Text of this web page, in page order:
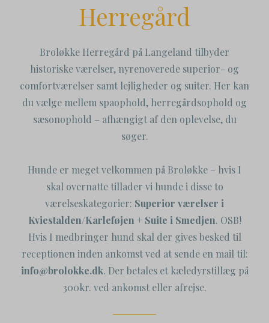
Herregård
Broløkke Herregård på Langeland tilbyder
historiske værelser, nyrenoverede superior- og
comfortværelser samt lejligheder og suiter. Her kan
du vælge mellem spaophold, herregårdsophold og
sæsonophold – afhængigt af den oplevelse, du
søger.
Hunde er meget velkommen på Broløkke – hvis I
skal overnatte tillader vi hunde i disse to
værelseskategorier: Superior værelser i
Kviestalden/Karleføjen + Suite i Smedjen. OSB!
Hvis I medbringer hund skal der gives besked til
receptionen inden ankomst ved at sende en mail til:
info@brolokke.dk. Der betales et kæledyrstillæg på
300kr. ved ankomst eller afrejse.